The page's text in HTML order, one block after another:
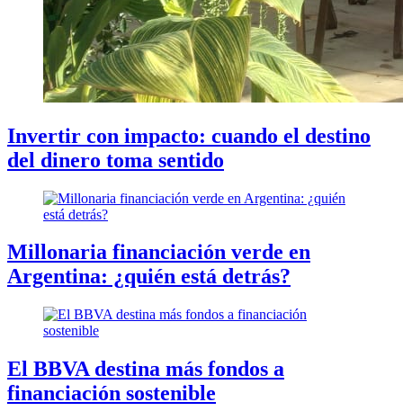
Invertir con impacto: cuando el destino
del dinero toma sentido
Millonaria financiación verde en
Argentina: ¿quién está detrás?
El BBVA destina más fondos a
financiación sostenible